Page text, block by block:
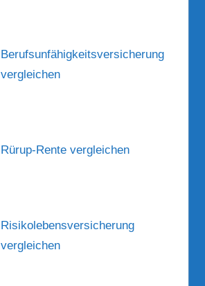
Berufsunfähigkeitsversicherung
vergleichen
Rürup-Rente vergleichen
Risikolebensversicherung
vergleichen